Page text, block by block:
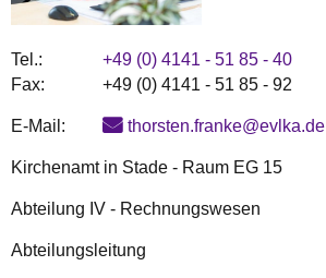
Tel.:
+49 (0) 4141 - 51 85 - 40
Fax:
+49 (0) 4141 - 51 85 - 92
E-Mail: thorsten.franke@evlka.de
Kirchenamt in Stade - Raum EG 15
Abteilung IV - Rechnungswesen
Abteilungsleitung